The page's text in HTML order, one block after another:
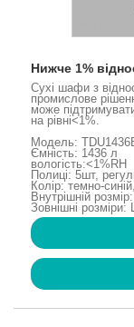
Нижче 1%
Сухі шафи з
промислове
може
на рівні<1%.
Модель:
Ємність: 1436 л
вологість:<1%RH
Полиці: 5шт,
Колір: темно-
Внутрішній
Зовнішні